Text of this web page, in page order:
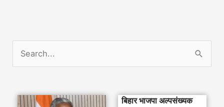
बिहार भाजपा अल्पसंख्यक